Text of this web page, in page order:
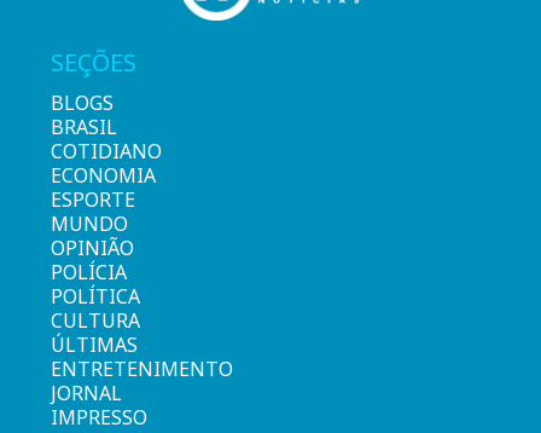
SEÇÕES
BLOGS
BRASIL
COTIDIANO
ECONOMIA
ESPORTE
MUNDO
OPINIÃO
POLÍCIA
POLÍTICA
CULTURA
ÚLTIMAS
ENTRETENIMENTO
JORNAL
IMPRESSO